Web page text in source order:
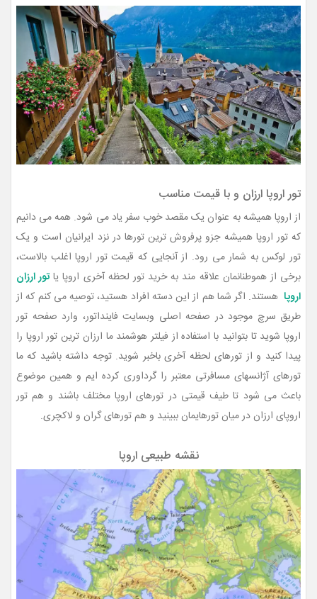
تور اروپا ارزان و با قیمت مناسب
از اروپا همیشه به عنوان یک مقصد خوب سفر یاد می شود. همه می دانیم
که تور اروپا همیشه جزو پرفروش ترین تورها در نزد ایرانیان است و یک
تور لوکس به شمار می رود. از آنجایی که قیمت تور اروپا اغلب بالاست،
برخی از هموطنانمان علاقه مند به خرید تور لحظه آخری اروپا یا تور ارزان
اروپا هستند. اگر شما هم از این دسته افراد هستید، توصیه می کنم که از
طریق سرچ موجود در صفحه اصلی وبسایت فاینداتور، وارد صفحه تور
اروپا شوید تا بتوانید با استفاده از فیلتر هوشمند ما ارزان ترین تور اروپا را
پیدا کنید و از تورهای لحظه آخری باخبر شوید. توجه داشته باشید که ما
تورهای آژانسهای مسافرتی معتبر را گرداوری کرده ایم و همین موضوع
باعث می شود تا طیف قیمتی در تورهای اروپا مختلف باشند و هم تور
اروپای ارزان در میان تورهایمان ببینید و هم تورهای گران و لاکچری.
نقشه طبیعی اروپا